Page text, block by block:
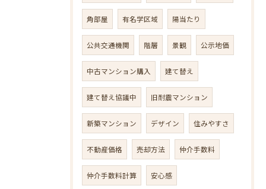
角部屋 有名学区域 陽当たり
公共交通機関 階層 景観 公示地価
中古マンション購入 建て替え
建て替え協議中 旧耐震マンション
新築マンション デザイン 住みやすさ
不動産価格 売却方法 仲介手数料
仲介手数料計算 安心感